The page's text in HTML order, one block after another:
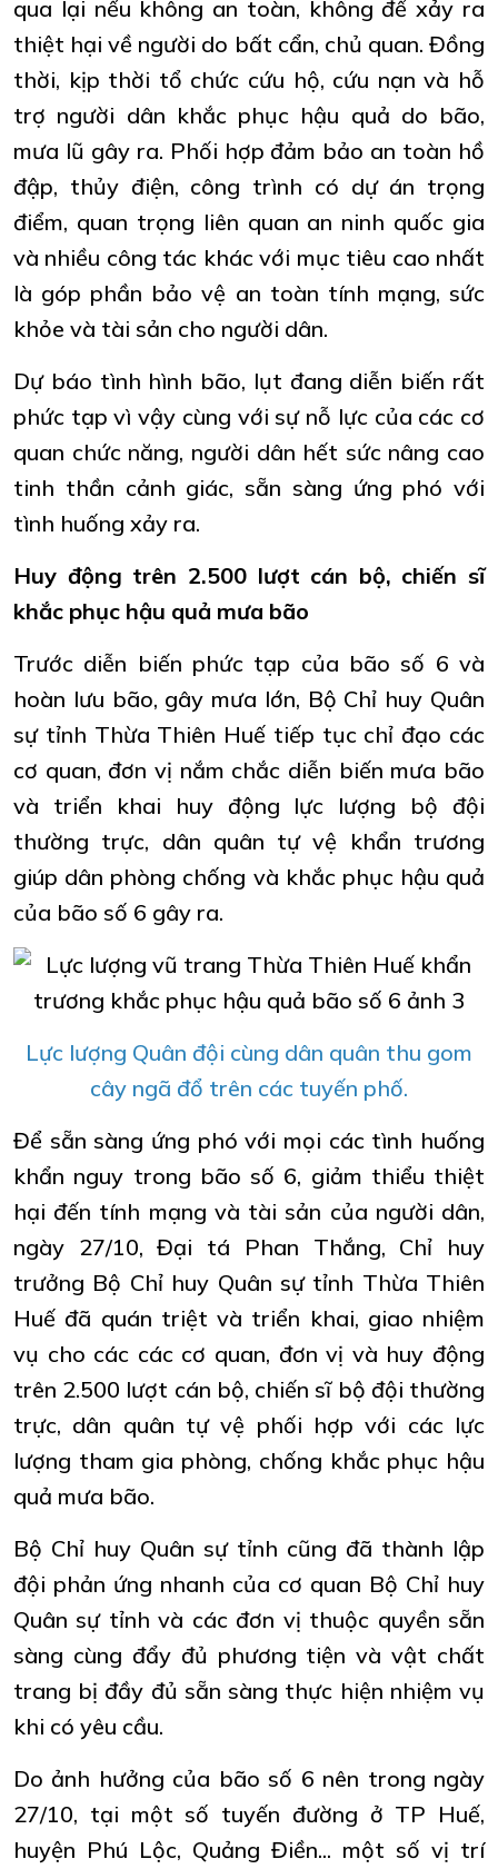
qua lại nếu không an toàn, không để xảy ra
thiệt hại về người do bất cẩn, chủ quan. Đồng
thời, kịp thời tổ chức cứu hộ, cứu nạn và hỗ
trợ người dân khắc phục hậu quả do bão,
mưa lũ gây ra. Phối hợp đảm bảo an toàn hồ
đập, thủy điện, công trình có dự án trọng
điểm, quan trọng liên quan an ninh quốc gia
và nhiều công tác khác với mục tiêu cao nhất
là góp phần bảo vệ an toàn tính mạng, sức
khỏe và tài sản cho người dân.
Dự báo tình hình bão, lụt đang diễn biến rất
phức tạp vì vậy cùng với sự nỗ lực của các cơ
quan chức năng, người dân hết sức nâng cao
tinh thần cảnh giác, sẵn sàng ứng phó với
tình huống xảy ra.
Huy động trên 2.500 lượt cán bộ, chiến sĩ
khắc phục hậu quả mưa bão
Trước diễn biến phức tạp của bão số 6 và
hoàn lưu bão, gây mưa lớn, Bộ Chỉ huy Quân
sự tỉnh Thừa Thiên Huế tiếp tục chỉ đạo các
cơ quan, đơn vị nắm chắc diễn biến mưa bão
và triển khai huy động lực lượng bộ đội
thường trực, dân quân tự vệ khẩn trương
giúp dân phòng chống và khắc phục hậu quả
của bão số 6 gây ra.
Lực lượng Quân đội cùng dân quân thu gom
cây ngã đổ trên các tuyến phố.
Để sẵn sàng ứng phó với mọi các tình huống
khẩn nguy trong bão số 6, giảm thiểu thiệt
hại đến tính mạng và tài sản của người dân,
ngày 27/10, Đại tá Phan Thắng, Chỉ huy
trưởng Bộ Chỉ huy Quân sự tỉnh Thừa Thiên
Huế đã quán triệt và triển khai, giao nhiệm
vụ cho các các cơ quan, đơn vị và huy động
trên 2.500 lượt cán bộ, chiến sĩ bộ đội thường
trực, dân quân tự vệ phối hợp với các lực
lượng tham gia phòng, chống khắc phục hậu
quả mưa bão.
Bộ Chỉ huy Quân sự tỉnh cũng đã thành lập
đội phản ứng nhanh của cơ quan Bộ Chỉ huy
Quân sự tỉnh và các đơn vị thuộc quyền sẵn
sàng cùng đẩy đủ phương tiện và vật chất
trang bị đầy đủ sẵn sàng thực hiện nhiệm vụ
khi có yêu cầu.
Do ảnh hưởng của bão số 6 nên trong ngày
27/10, tại một số tuyến đường ở TP Huế,
huyện Phú Lộc, Quảng Điền... một số vị trí